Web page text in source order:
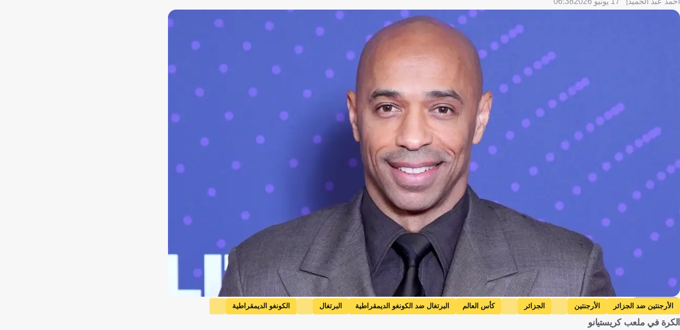
Getty Images
الأرجنتين ضد الجزائر الأرجنتين الجزائر كأس العالم البرتغال ضد الكونغو الديمقراطية البرتغال
الكونغو الديمقراطية
تييري هنري
ليونيل ميسي
الكرة في ملعب كريستيانو